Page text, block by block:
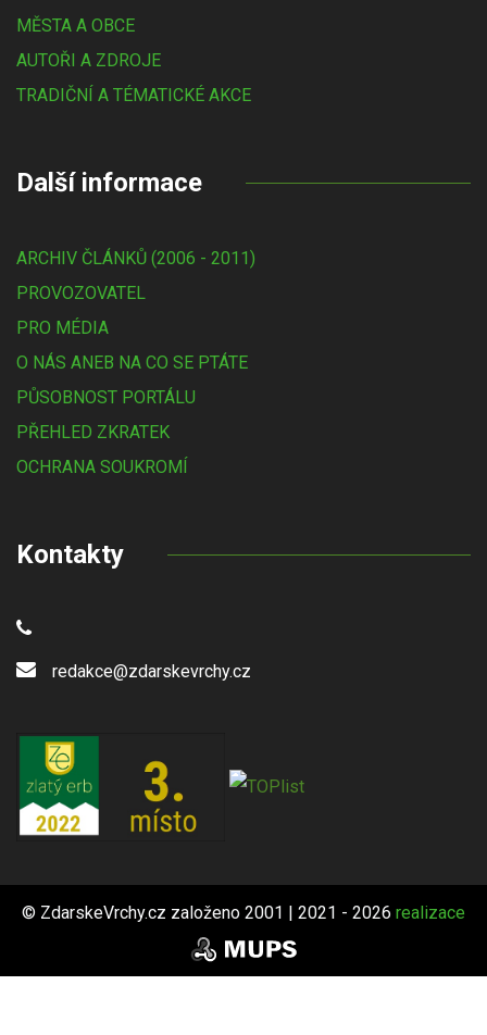
MĚSTA A OBCE
AUTOŘI A ZDROJE
TRADIČNÍ A TÉMATICKÉ AKCE
Další informace
ARCHIV ČLÁNKŮ (2006 - 2011)
PROVOZOVATEL
PRO MÉDIA
O NÁS ANEB NA CO SE PTÁTE
PŮSOBNOST PORTÁLU
PŘEHLED ZKRATEK
OCHRANA SOUKROMÍ
Kontakty
redakce@zdarskevrchy.cz
© ZdarskeVrchy.cz založeno 2001 | 2021 - 2026 realizace